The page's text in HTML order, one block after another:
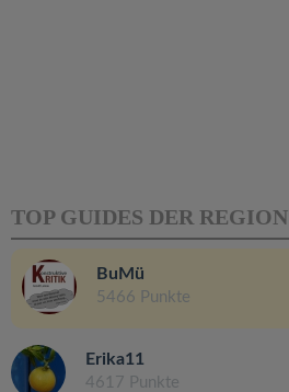
TOP GUIDES DER REGION
BuMü
5466 Punkte
Erika11
4617 Punkte